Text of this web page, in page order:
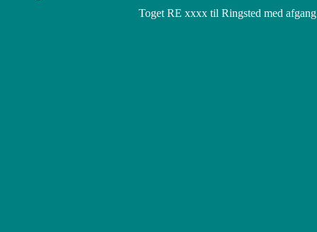
Toget RE xxxx til Ringsted med